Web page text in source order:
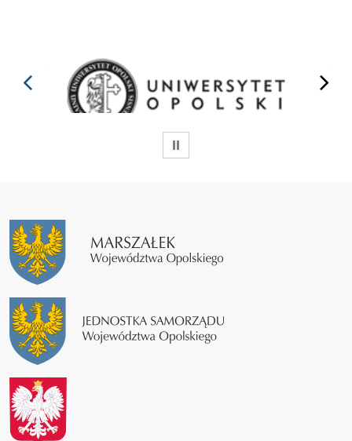
next
WSTRZYMAJ